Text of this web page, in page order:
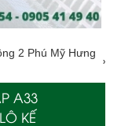
2 Phú Mỹ Hưng
A33
KẾ